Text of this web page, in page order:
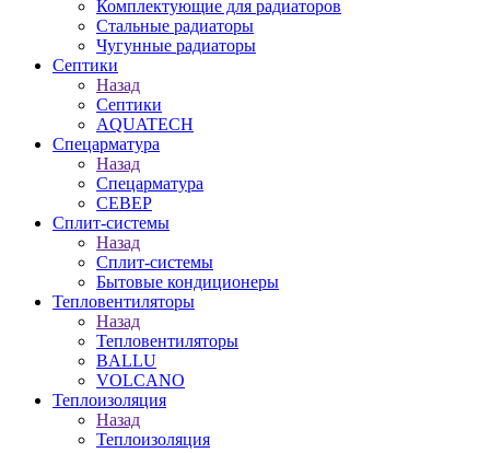
Комплектующие для радиаторов
Стальные радиаторы
Чугунные радиаторы
Септики
Назад
Септики
AQUATECH
Спецарматура
Назад
Спецарматура
СЕВЕР
Сплит-системы
Назад
Сплит-системы
Бытовые кондиционеры
Тепловентиляторы
Назад
Тепловентиляторы
BALLU
VOLCANO
Теплоизоляция
Назад
Теплоизоляция